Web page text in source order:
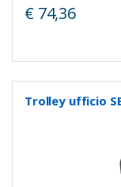
€ 74,36
Trolley ufficio